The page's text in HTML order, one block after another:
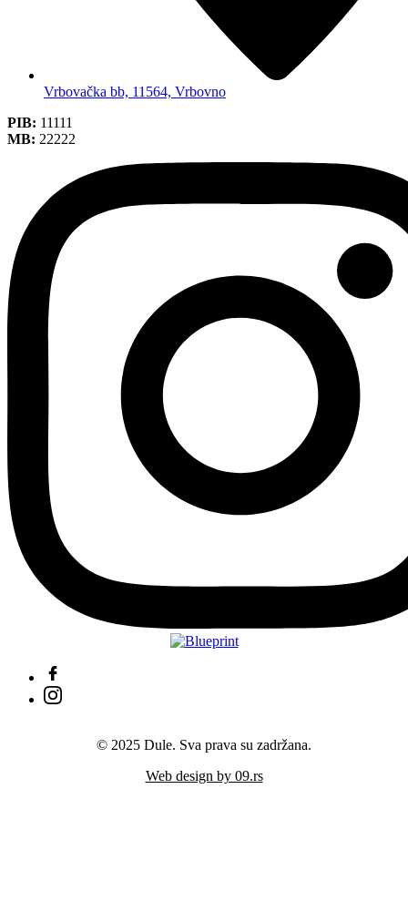
Vrbovačka bb, 11564, Vrbovno
PIB: 11111
MB: 22222
© 2025 Dule. Sva prava su zadržana.
Web design by 09.rs